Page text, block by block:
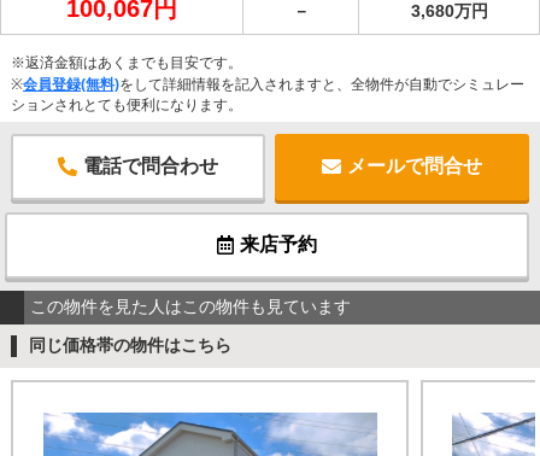
100,067円 － 3,680万円
※返済金額はあくまでも目安です。
※会員登録(無料)をして詳細情報を記入されますと、全物件が自動でシミュレー
ションされとても便利になります。
電話で問合わせ メールで問合せ
来店予約
この物件を見た人はこの物件も見ています
同じ価格帯の物件はこちら